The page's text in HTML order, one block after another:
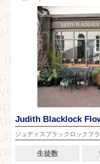
Judith Blacklock
ジュディスブラックロックフ
生徒数